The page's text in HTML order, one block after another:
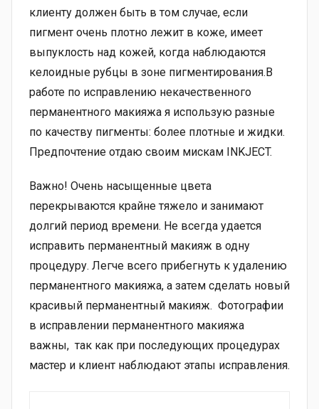
клиенту должен быть в том случае, если
пигмент очень плотно лежит в коже, имеет
выпуклость над кожей, когда наблюдаются
келоидные рубцы в зоне пигментирования.В
работе по исправлению некачественного
перманентного макияжа я использую разные
по качеству пигменты: более плотные и жидки.
Предпочтение отдаю своим мискам INKJECT.
Важно! Очень насыщенные цвета
перекрываются крайне тяжело и занимают
долгий период времени. Не всегда удается
исправить перманентный макияж в одну
процедуру. Легче всего прибегнуть к удалению
перманентного макияжа, а затем сделать новый
красивый перманентный макияж. Фотографии
в исправлении перманентного макияжа
важны, так как при последующих процедурах
мастер и клиент наблюдают этапы исправления.